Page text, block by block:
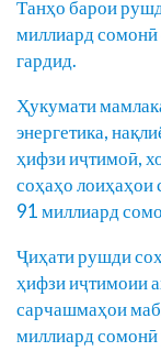
Танҳо барои
миллиард
гардид.
Ҳукумати
энергетика,
ҳифзи иҷтимоӣ,
соҳаҳо лоиҳаҳои
91 миллиард
Ҷиҳати рушди
ҳифзи иҷтимоии
сарчашмаҳои
миллиард сомонӣ